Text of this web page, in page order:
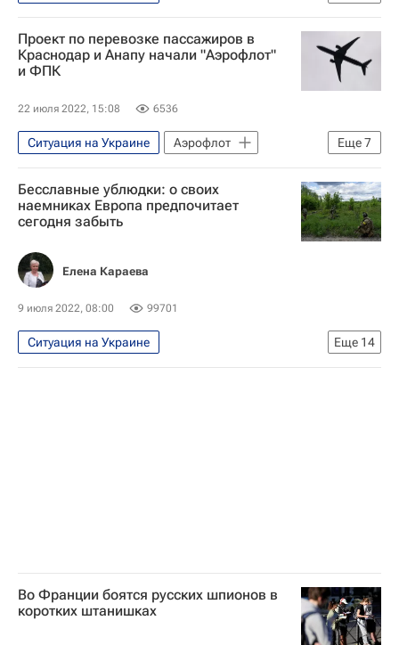
Новости Подмосковья
Московская область (Подмосковье)
Андрей Воробьев
Признание ДНР и ЛНР в России
Одинцово
Россия
Украина
ДНР
Ситуация в ДНР и ЛНР
Донбасс
Эвакуация жителей ДНР и ЛНР в Россию
Проект по перевозке пассажиров в
Краснодар и Анапу начали "Аэрофлот"
и ФПК
22 июля 2022, 15:08 6536
Еще7
Ситуация на Украине
Аэрофлот
Федеральная пассажирская компания
Краснодар
Анапа
Сочи
Туризм
Новости - Туризм
Общество
Бесславные ублюдки: о своих
наемниках Европа предпочитает
сегодня забыть
Елена Караева
9 июля 2022, 08:00 99701
Еще 14
Ситуация на Украине
Специальная военная операция на Украине
Во Франции боятся русских шпионов в
коротких штанишках